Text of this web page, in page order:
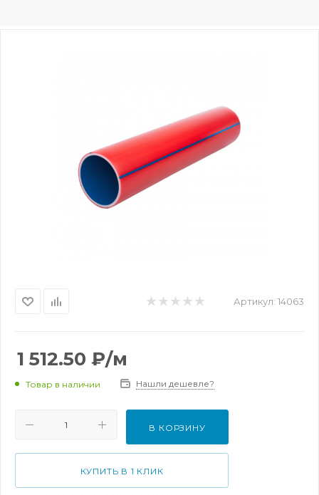
Артикул: 14063
1 512.50 ₽/м
Товар в наличии Нашли дешевле?
В КОРЗИНУ
КУПИТЬ В 1 КЛИК